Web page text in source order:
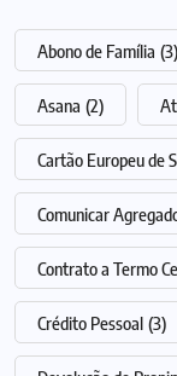
Abono de Família (3)
Asana (2)
Cartão Europeu de
Comunicar
Contrato a Termo
Crédito Pessoal (3)